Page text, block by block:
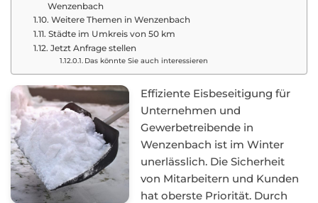
Wenzenbach
Weitere Themen in Wenzenbach
Städte im Umkreis von 50 km
Jetzt Anfrage stellen
Das könnte Sie auch interessieren
Effiziente Eisbeseitigung für
Unternehmen und
Gewerbetreibende in
Wenzenbach ist im Winter
unerlässlich. Die Sicherheit
von Mitarbeitern und Kunden
hat oberste Priorität. Durch